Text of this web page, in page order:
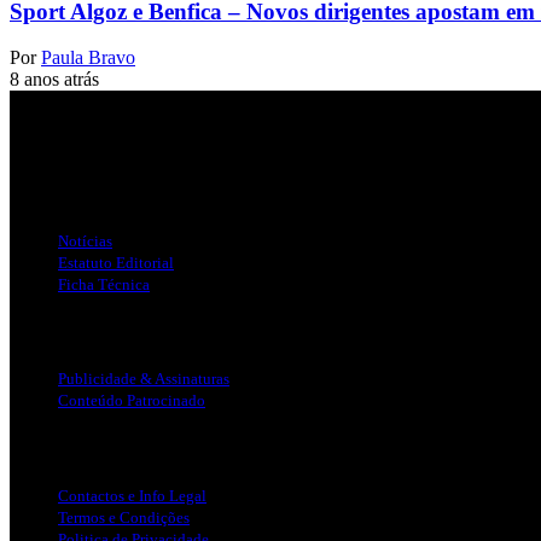
Sport Algoz e Benfica – Novos dirigentes apostam
Por Paula Bravo
8 anos atrás
Notícias
Estatuto Editorial
Ficha Técnica
Publicidade & Assinaturas
Conteúdo Patrocinado
Contactos e Info Legal
Termos e Condições